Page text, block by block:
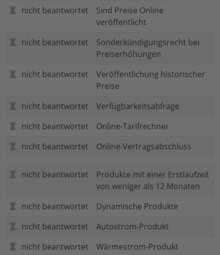
nicht beantwortet
Sind Preise Online
veröffentlicht
nicht beantwortet
Sonderkündigungsrecht bei
Preiserhöhungen
nicht beantwortet
Veröffentlichung historischer
Preise
nicht beantwortet
Verfügbarkeitsabfrage
nicht beantwortet
Online-Tarifrechner
nicht beantwortet
Online-Vertragsabschluss
nicht beantwortet
Produkte mit einer Erstlaufzeit
von weniger als 12 Monaten
nicht beantwortet
Dynamische Produkte
nicht beantwortet
Autostrom-Produkt
nicht beantwortet
Wärmestrom-Produkt